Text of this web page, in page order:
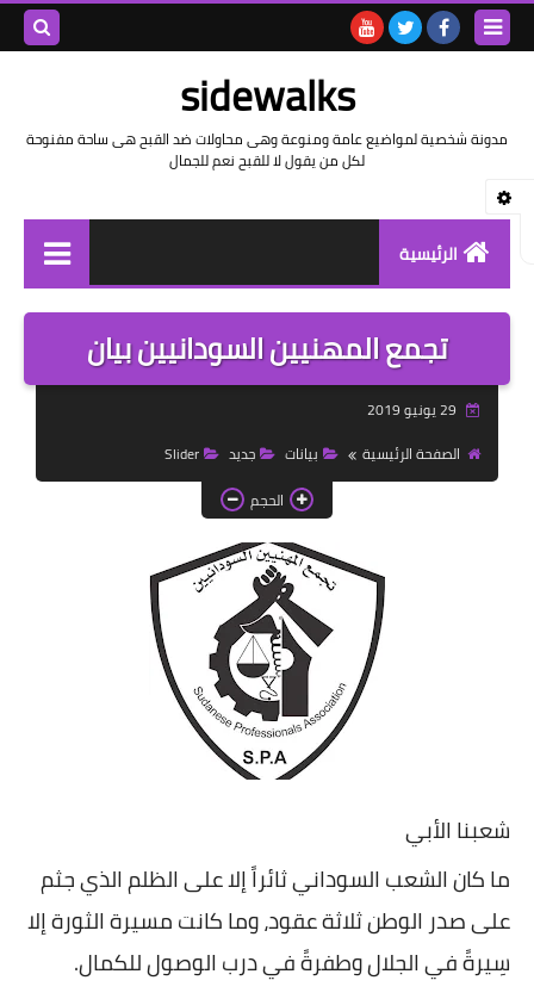
sidewalks
مدونة شخصية لمواضيع عامة ومنوعة وهى محاولات ضد القبح هى ساحة مفنوحة
لكل من يقول لا للقبح نعم للجمال
الرئيسية
توثيق وتاريخ
بيانات
خواطر بالعامية
خواطر بالفصحى
خواطر قصصية
صور
علوم وبحوث
فيديو
مجرد راى
مواضيع عامة
تجمع المهنيين السودانيين بيان
الصفحة الرئيسية
بيانات جديد
Slider
الحجم
شعبنا الأبي
ما كان الشعب السوداني ثائراً إلا على الظلم الذي جثم
على صدر الوطن ثلاثة عقود، وما كانت مسيرة الثورة إلا
سِيرةً في الجلال وطفرةً في درب الوصول للكمال.